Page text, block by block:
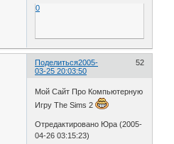
0
Поделиться 52
2005-
03-25 20:03:50
Мой Сайт Про Компьютерную
Игру The Sims 2
Отредактировано Юра (2005-
04-26 03:15:23)